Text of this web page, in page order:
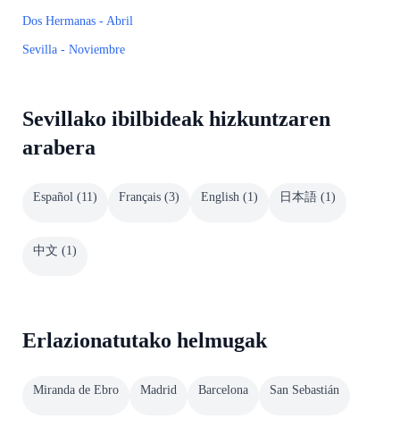
Dos Hermanas - Abril
Sevilla - Noviembre
Sevillako ibilbideak hizkuntzaren
arabera
Español (11) Français (3) English (1) 日本語 (1)
中文 (1)
Erlazionatutako helmugak
Miranda de Ebro Madrid Barcelona San Sebastián